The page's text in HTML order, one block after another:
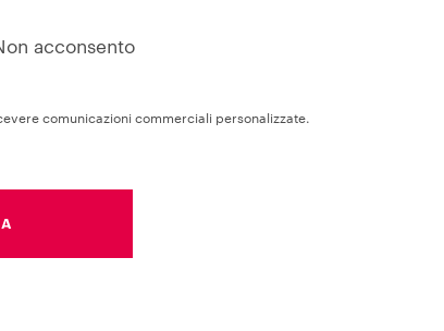
acconsento
comunicazioni commerciali personalizzate.